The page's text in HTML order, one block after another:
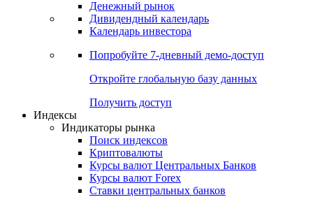
Денежный рынок
Дивидендный календарь
Календарь инвестора
Попробуйте 7-дневный демо-доступ
Откройте глобальную базу данных
Получить доступ
Индексы
Индикаторы рынка
Поиск индексов
Криптовалюты
Курсы валют Центральных Банков
Курсы валют Forex
Ставки центральных банков